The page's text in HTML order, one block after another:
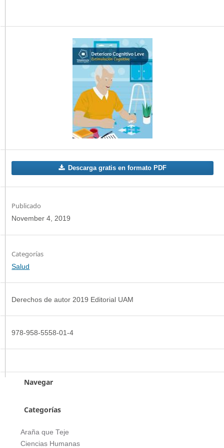
Descarga gratis en formato PDF
Publicado
November 4, 2019
Categorías
Salud
Derechos de autor 2019 Editorial UAM
978-958-5558-01-4
Navegar
Categorías
Araña que Teje
Ciencias Humanas